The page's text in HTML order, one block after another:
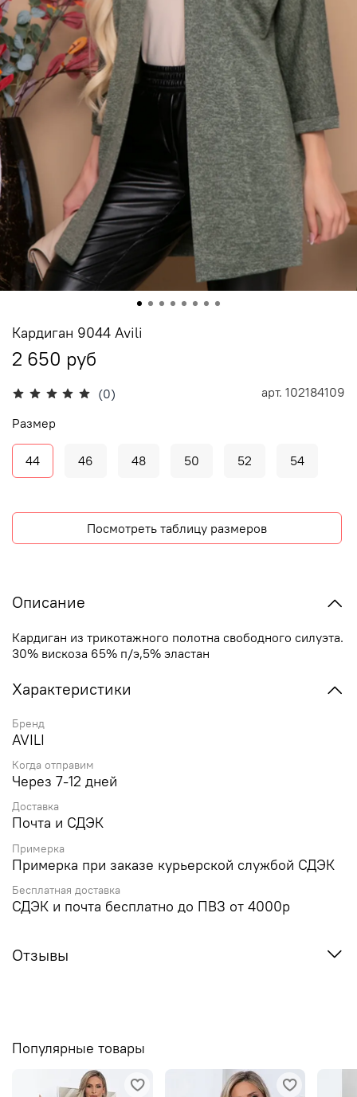
(0) арт. 102184109
Кардиган 9044 Avili
2 650 руб
Размер
44 46 48 50 52 54
Посмотреть таблицу размеров
Описание
Кардиган из трикотажного полотна свободного силуэта.
30% вискоза 65% п/э,5% эластан
Характеристики
Бренд
AVILI
Когда отправим
Через 7-12 дней
Доставка
Почта и СДЭК
Примерка
Примерка при заказе курьерской службой СДЭК
Бесплатная доставка
СДЭК и почта бесплатно до ПВЗ от 4000р
Отзывы
Популярные товары